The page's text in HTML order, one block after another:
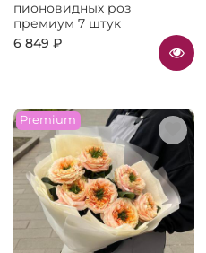
пионовидных роз
премиум 7 штук
6 849 ₽
Premium